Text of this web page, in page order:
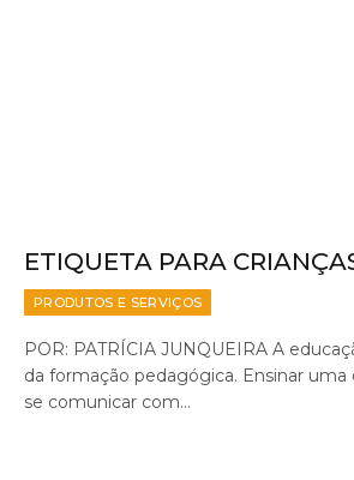
ETIQUETA PARA
PRODUTOS E SERVIÇOS
POR: PATRÍCIA JUNQUEIRA A
da formação pedagógica. Ensinar uma
se comunicar com…